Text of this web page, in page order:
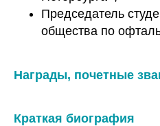
Председатель
общества по
Награды, почетные
Краткая биография